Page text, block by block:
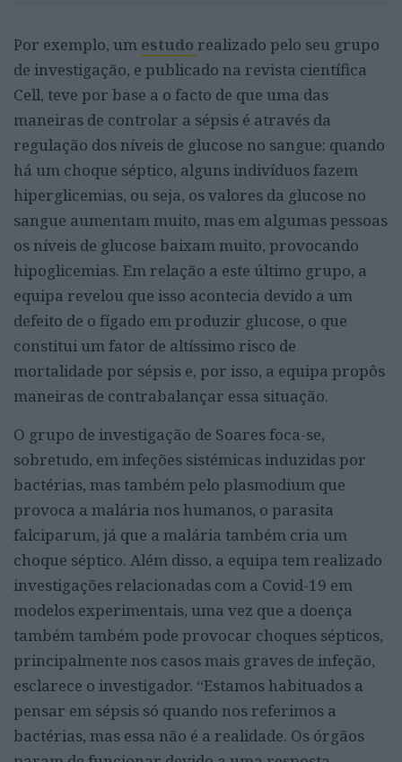
Por exemplo, um estudo realizado pelo seu grupo
de investigação, e publicado na revista científica
Cell, teve por base a o facto de que uma das
maneiras de controlar a sépsis é através da
regulação dos níveis de glucose no sangue: quando
há um choque séptico, alguns indivíduos fazem
hiperglicemias, ou seja, os valores da glucose no
sangue aumentam muito, mas em algumas pessoas
os níveis de glucose baixam muito, provocando
hipoglicemias. Em relação a este último grupo, a
equipa revelou que isso acontecia devido a um
defeito de o fígado em produzir glucose, o que
constitui um fator de altíssimo risco de
mortalidade por sépsis e, por isso, a equipa propôs
maneiras de contrabalançar essa situação.
O grupo de investigação de Soares foca-se,
sobretudo, em infeções sistémicas induzidas por
bactérias, mas também pelo plasmodium que
provoca a malária nos humanos, o parasita
falciparum, já que a malária também cria um
choque séptico. Além disso, a equipa tem realizado
investigações relacionadas com a Covid-19 em
modelos experimentais, uma vez que a doença
também também pode provocar choques sépticos,
principalmente nos casos mais graves de infeção,
esclarece o investigador. “Estamos habituados a
pensar em sépsis só quando nos referimos a
bactérias, mas essa não é a realidade. Os órgãos